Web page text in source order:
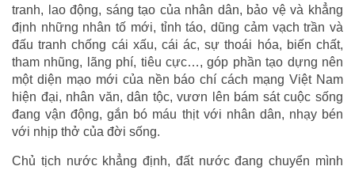
tranh, lao động, sáng tạo của nhân dân, bảo vệ và khẳng
định những nhân tố mới, tỉnh táo, dũng cảm vạch trần và
đấu tranh chống cái xấu, cái ác, sự thoái hóa, biến chất,
tham nhũng, lãng phí, tiêu cực…, góp phần tạo dựng nên
một diện mạo mới của nền báo chí cách mạng Việt Nam
hiện đại, nhân văn, dân tộc, vươn lên bám sát cuộc sống
đang vận động, gắn bó máu thịt với nhân dân, nhạy bén
với nhịp thở của đời sống.
Chủ tịch nước khẳng định, đất nước đang chuyển mình